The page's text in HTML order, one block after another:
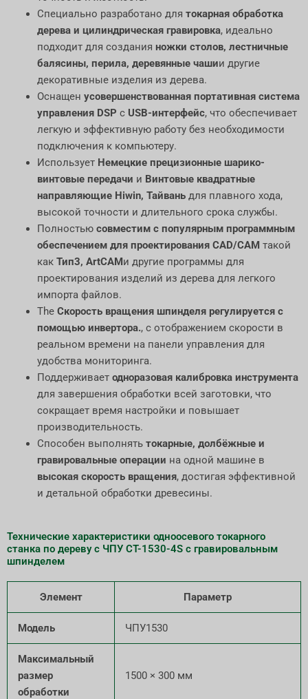
Специально разработано для токарная обработка
дерева и цилиндрическая гравировка, идеально
подходит для создания ножки столов, лестничные
балясины, перила, деревянные чашии другие
декоративные изделия из дерева.
Оснащен усовершенствованная портативная система
управления DSP с USB-интерфейс, что обеспечивает
легкую и эффективную работу без необходимости
подключения к компьютеру.
Использует Немецкие прецизионные шарико-
винтовые передачи и Винтовые квадратные
направляющие Hiwin, Тайваньдля плавного хода,
высокой точности и длительного срока службы.
Полностью совместим с популярным программным
обеспечением для проектирования CAD/CAMтакой
как Тип3, ArtCAMи другие программы для
проектирования изделий из дерева для легкого
импорта файлов.
The Скорость вращения шпинделя регулируется с
помощью инвертора., с отображением скорости в
реальном времени на панели управления для
удобства мониторинга.
Поддерживает одноразовая калибровка инструмента
для завершения обработки всей заготовки, что
сокращает время настройки и повышает
производительность.
Способен выполнять токарные, долбёжные и
гравировальные операции на одной машине в
высокая скорость вращения, достигая эффективной
и детальной обработки древесины.
Технические характеристики одноосевого токарного
станка по дереву с ЧПУ CT-1530-4S с гравировальным
шпинделем
Элемент Параметр
Модель ЧПУ1530
Максимальный
размер
обработки
1500 × 300 мм